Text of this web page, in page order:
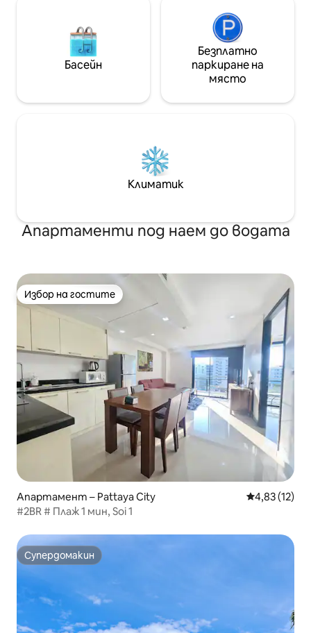
Патая, Сиам Куок 8 минути,
терминал 21 12 минути Тази стая с
изглед към морето определено се
препоръчва за вас, които искате да
почивка и да обичате морето!
Басейн
Безплатно
паркиране на
място
Климатик
Апартаменти под наем до водата
Избор на гостите
Избор на гостите
Апартамент – Pattaya City Средна
4,83 (12)
#2BR # Плаж 1 мин, Soi 1
Супердомакин
Супердомакин